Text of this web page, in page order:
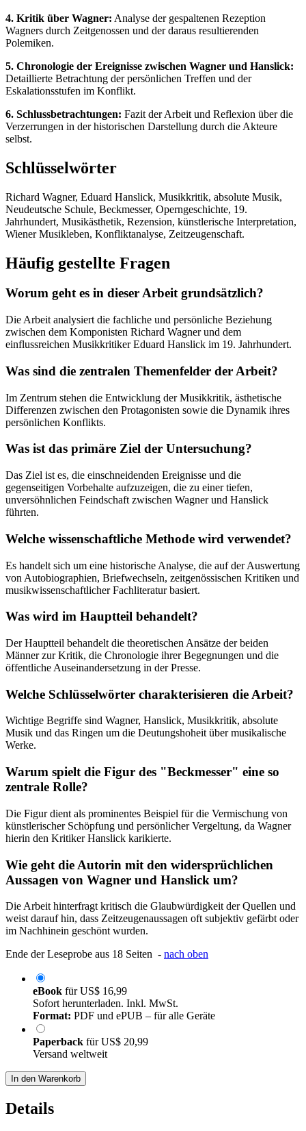
4. Kritik über Wagner: Analyse der gespaltenen Rezeption
Wagners durch Zeitgenossen und der daraus resultierenden
Polemiken.
5. Chronologie der Ereignisse zwischen Wagner und Hanslick:
Detaillierte Betrachtung der persönlichen Treffen und der
Eskalationsstufen im Konflikt.
6. Schlussbetrachtungen: Fazit der Arbeit und Reflexion über die
Verzerrungen in der historischen Darstellung durch die Akteure
selbst.
Schlüsselwörter
Richard Wagner, Eduard Hanslick, Musikkritik, absolute Musik,
Neudeutsche Schule, Beckmesser, Operngeschichte, 19.
Jahrhundert, Musikästhetik, Rezension, künstlerische Interpretation,
Wiener Musikleben, Konfliktanalyse, Zeitzeugenschaft.
Häufig gestellte Fragen
Worum geht es in dieser Arbeit grundsätzlich?
Die Arbeit analysiert die fachliche und persönliche Beziehung
zwischen dem Komponisten Richard Wagner und dem
einflussreichen Musikkritiker Eduard Hanslick im 19. Jahrhundert.
Was sind die zentralen Themenfelder der Arbeit?
Im Zentrum stehen die Entwicklung der Musikkritik, ästhetische
Differenzen zwischen den Protagonisten sowie die Dynamik ihres
persönlichen Konflikts.
Was ist das primäre Ziel der Untersuchung?
Das Ziel ist es, die einschneidenden Ereignisse und die
gegenseitigen Vorbehalte aufzuzeigen, die zu einer tiefen,
unversöhnlichen Feindschaft zwischen Wagner und Hanslick
führten.
Welche wissenschaftliche Methode wird verwendet?
Es handelt sich um eine historische Analyse, die auf der Auswertung
von Autobiographien, Briefwechseln, zeitgenössischen Kritiken und
musikwissenschaftlicher Fachliteratur basiert.
Was wird im Hauptteil behandelt?
Der Hauptteil behandelt die theoretischen Ansätze der beiden
Männer zur Kritik, die Chronologie ihrer Begegnungen und die
öffentliche Auseinandersetzung in der Presse.
Welche Schlüsselwörter charakterisieren die Arbeit?
Wichtige Begriffe sind Wagner, Hanslick, Musikkritik, absolute
Musik und das Ringen um die Deutungshoheit über musikalische
Werke.
Warum spielt die Figur des "Beckmesser" eine so
zentrale Rolle?
Die Figur dient als prominentes Beispiel für die Vermischung von
künstlerischer Schöpfung und persönlicher Vergeltung, da Wagner
hierin den Kritiker Hanslick karikierte.
Wie geht die Autorin mit den widersprüchlichen
Aussagen von Wagner und Hanslick um?
Die Arbeit hinterfragt kritisch die Glaubwürdigkeit der Quellen und
weist darauf hin, dass Zeitzeugenaussagen oft subjektiv gefärbt oder
im Nachhinein geschönt wurden.
Ende der Leseprobe aus 18 Seiten - nach oben
eBook fürUS$ 16,99
Sofort herunterladen. Inkl. MwSt.
Format: PDF und ePUB – für alle Geräte
Paperback fürUS$ 20,99
Versand weltweit
In den Warenkorb
Details